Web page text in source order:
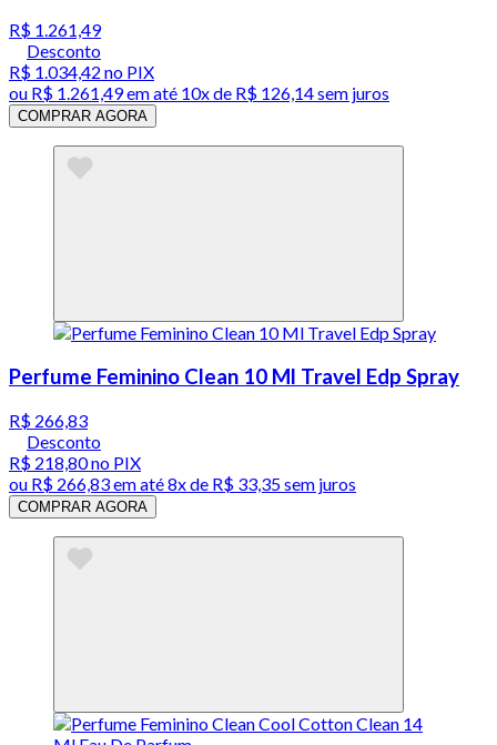
R$ 1.261,49
Desconto
R$ 1.034,42 no PIX
ou R$ 1.261,49em até 10x de R$ 126,14 sem juros
COMPRAR AGORA
Perfume Feminino Clean 10 Ml Travel Edp Spray
R$ 266,83
Desconto
R$ 218,80no PIX
ou R$ 266,83em até8x de R$ 33,35 sem juros
COMPRAR AGORA